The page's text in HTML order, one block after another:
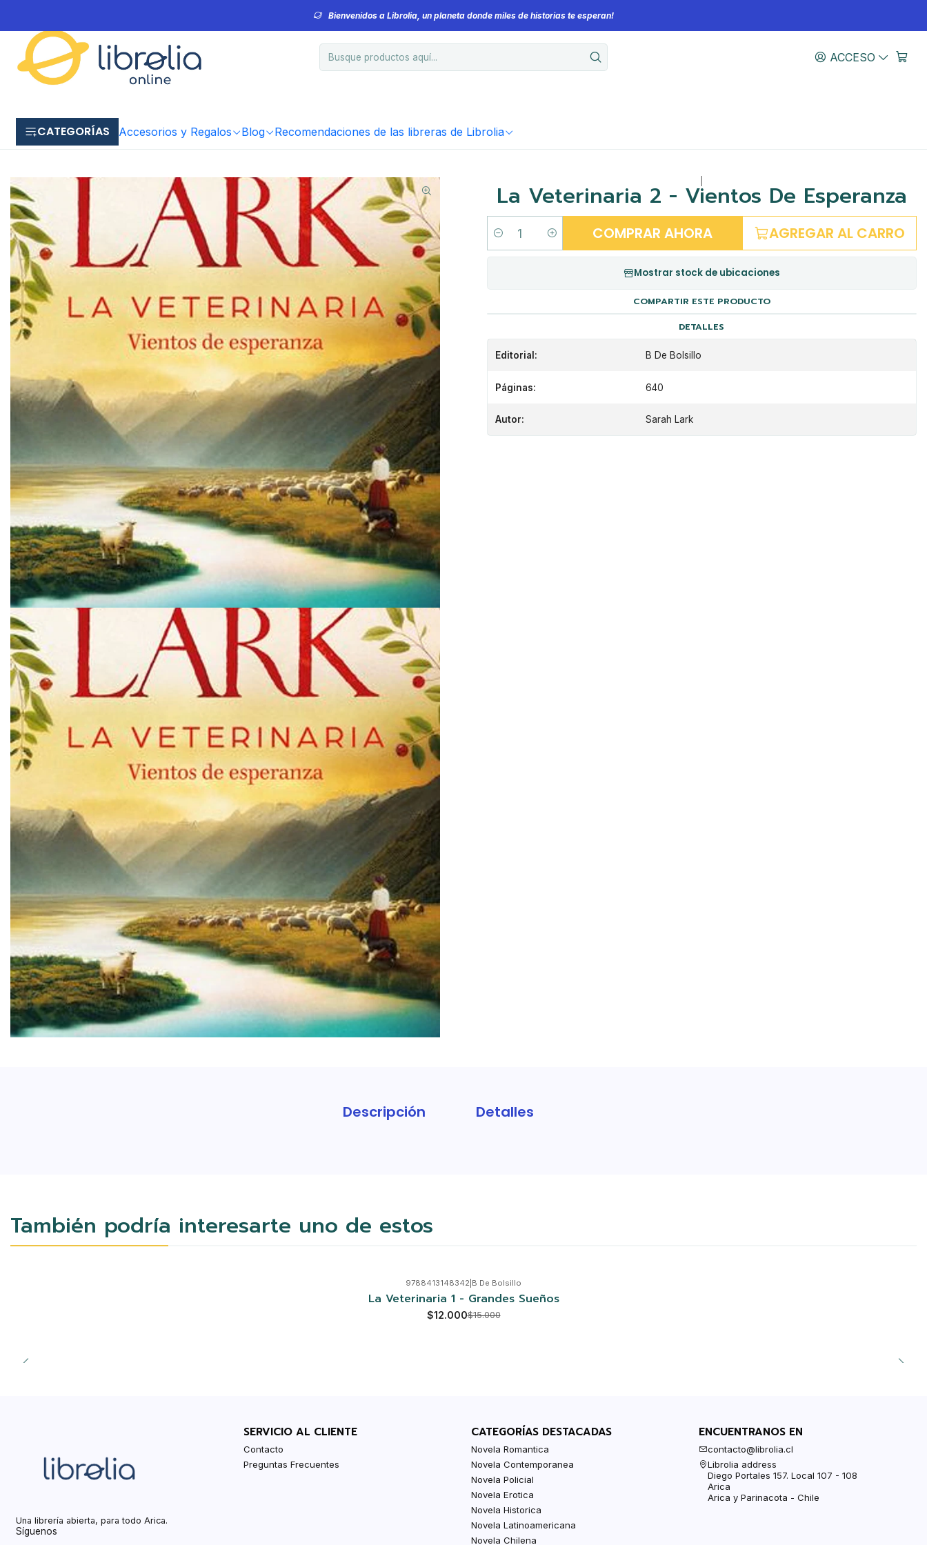
ACCESO
CATEGORÍAS Accesorios y Regalos Blog Recomendaciones de las libreras de Librolia
Bienvenidos a Librolia, un planeta donde miles de historias te esperan!
La Veterinaria 2 - Vientos De Esperanza
Cantidad AGREGAR AL CARRO
COMPRAR AHORA
Mostrar stock de ubicaciones
COMPARTIR ESTE PRODUCTO
DETALLES
Editorial: B De Bolsillo
Páginas: 640
Autor: Sarah Lark
Descripción Detalles
También podría interesarte uno de estos
9788413148342 B De Bolsillo
La Veterinaria 1 - Grandes Sueños
$12.000$15.000
Una librería abierta, para todo Arica.
Síguenos
SERVICIO AL CLIENTE
Contacto
Preguntas Frecuentes
CATEGORÍAS DESTACADAS
Novela Romantica
Novela Contemporanea
Novela Policial
Novela Erotica
Novela Historica
Novela Latinoamericana
Novela Chilena
ENCUENTRANOS EN
contacto@librolia.cl
Librolia address
Diego Portales 157. Local 107 - 108
Arica
Arica y Parinacota - Chile